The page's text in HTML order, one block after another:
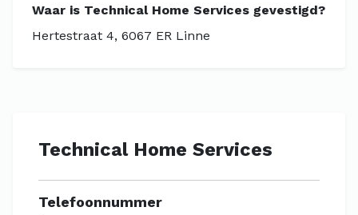
Waar is Technical Home Services gevestigd?
Hertestraat 4, 6067 ER Linne
Technical Home Services
Telefoonnummer